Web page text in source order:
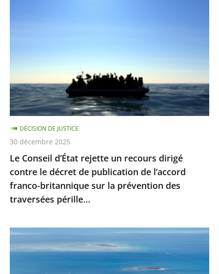
recours
contre
le
décret
de
publication
de
l’accord
franco-
britannique
la
prévention
des
Le Conseil d’État rejette un recours dirigé
contre le décret de publication de l’accord
franco-britannique sur la prévention des
traversées pérille...
DÉCISION DE JUSTICE
30 décembre 2025
Nouvelle-
Calédonie